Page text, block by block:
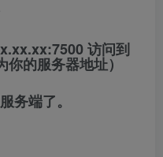
访问到
的服务器地址）
务端了。